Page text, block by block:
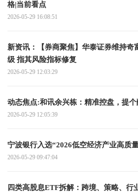
格|当前看点
2026-05-29 16:08:51
新资讯：【券商聚焦】华泰证券维持奇
级 指其风险指标修复
2026-05-29 12:03:29
动态焦点:和讯余兴栋：精准控盘，提个
2026-05-29 12:05:39
宁波银行入选“2026低空经济产业高质
2026-05-29 09:47:04
四类高股息ETF拆解：跨境、策略、行